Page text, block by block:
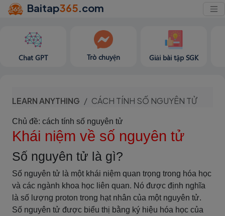
Baitap365.com
Chat GPT Trò chuyện Giải bài tập SGK
LEARN ANYTHING CÁCH TÍNH SỐ NGUYÊN TỬ
Chủ đề: cách tính số nguyên tử
Khái niệm về số nguyên tử
Số nguyên tử là gì?
Số nguyên tử là một khái niệm quan trọng trong hóa học
và các ngành khoa học liên quan. Nó được định nghĩa
là số lượng proton trong hạt nhân của một nguyên tử.
Số nguyên tử được biểu thị bằng ký hiệu hóa học của